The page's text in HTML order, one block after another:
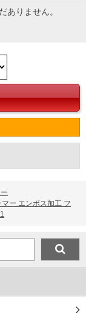
ありません。
ー エンボス加工 フ